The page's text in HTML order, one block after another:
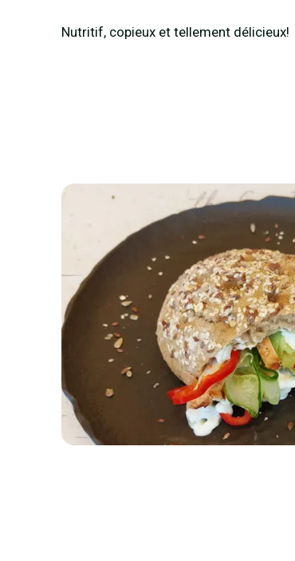
Nutritif, copieux et tellement délicieux!